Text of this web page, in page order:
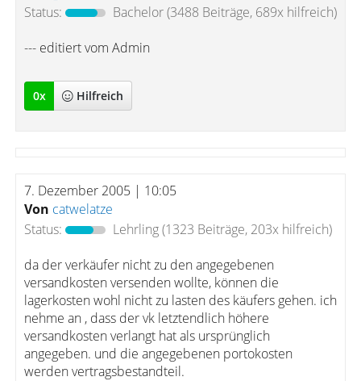
Status:
Bachelor(3488 Beiträge, 689x hilfreich)
--- editiert vom Admin
0x Hilfreich
7. Dezember 2005 | 10:05
Von catwelatze
Status:
Lehrling(1323 Beiträge, 203x hilfreich)
da der verkäufer nicht zu den angegebenen
versandkosten versenden wollte, können die
lagerkosten wohl nicht zu lasten des käufers gehen. ich
nehme an , dass der vk letztendlich höhere
versandkosten verlangt hat als ursprünglich
angegeben. und die angegebenen portokosten
werden vertragsbestandteil.